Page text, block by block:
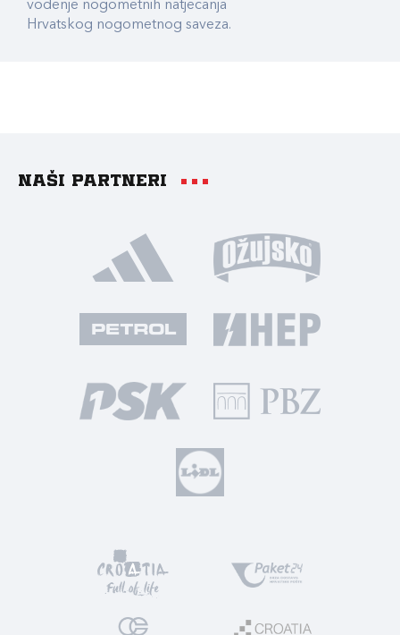
vođenje nogometnih natjecanja
Hrvatskog nogometnog saveza.
Naši partneri